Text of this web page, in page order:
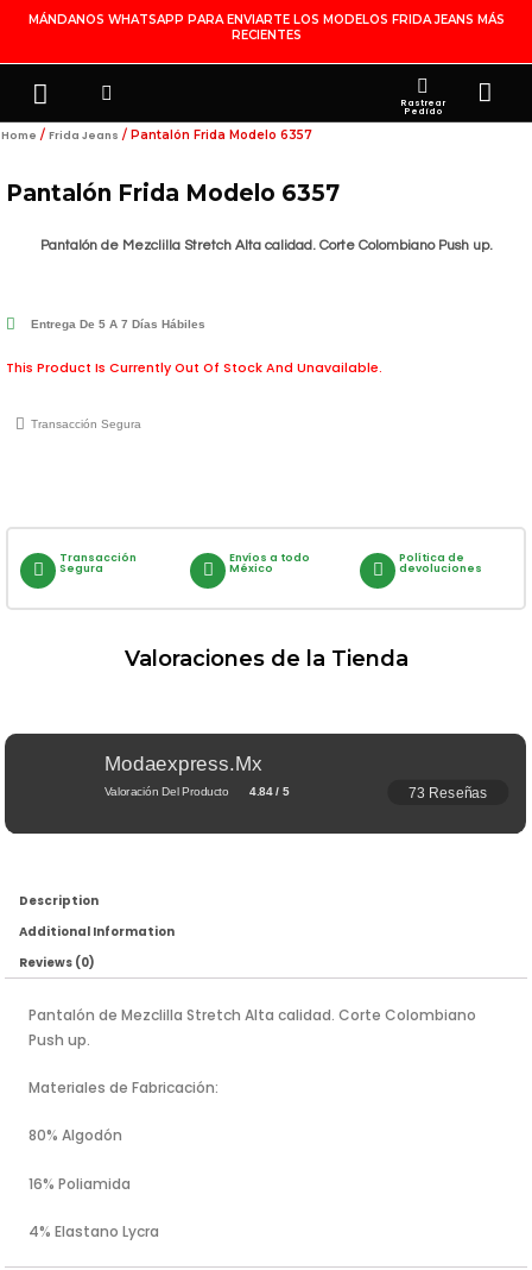
Contenido
MÁNDANOS WHATSAPP PARA ENVIARTE LOS MODELOS FRIDA JEANS MÁS
RECIENTES
MenuSearch Rastrear
Pedido
Home / Frida Jeans / Pantalón Frida Modelo 6357
Pantalón Frida Modelo 6357
Pantalón de Mezclilla Stretch Alta calidad. Corte Colombiano Push up.
Entrega De 5 A 7 Días Hábiles
This Product Is Currently Out Of Stock And Unavailable.
Transacción Segura
Transacción
Segura
Envíos a todo
México
Política de
devoluciones
Description
Additional Information
Reviews (0)
Pantalón de Mezclilla Stretch Alta calidad. Corte Colombiano
Push up.
Materiales de Fabricación:
80% Algodón
16% Poliamida
4% Elastano Lycra
Valoraciones de la Tienda
Modaexpress.mx
Valoración Del Producto 4.84 / 5 73 Reseñas